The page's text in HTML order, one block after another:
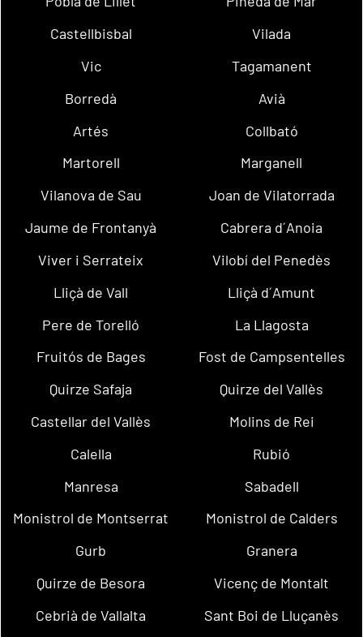
Castellbisbal
Vilada
Vic
Tagamanent
Borredà
Avià
Artés
Collbató
Martorell
Marganell
Vilanova de Sau
Joan de Vilatorrada
Jaume de Frontanyà
Cabrera d´Anoia
Viver i Serrateix
Vilobí del Penedès
Lliçà de Vall
Lliçà d´Amunt
Pere de Torelló
La Llagosta
Fruitós de Bages
Fost de Campsentelles
Quirze Safaja
Quirze del Vallès
Castellar del Vallès
Molins de Rei
Calella
Rubió
Manresa
Sabadell
Monistrol de Montserrat
Monistrol de Calders
Gurb
Granera
Quirze de Besora
Vicenç de Montalt
Cebrià de Vallalta
Sant Boi de Lluçanès